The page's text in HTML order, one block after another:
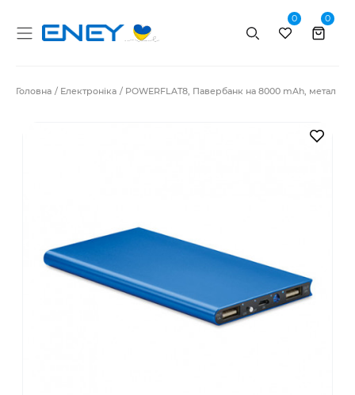
Пошук
0 0
Головна Електроніка POWERFLAT8, Павербанк на 8000 mAh, метал
В